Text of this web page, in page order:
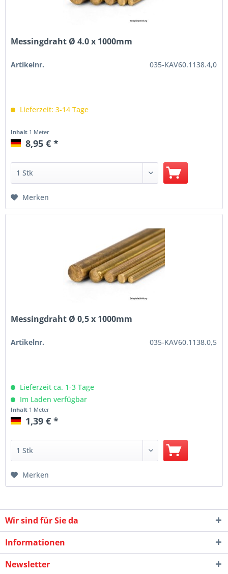
Messingdraht Ø 4.0 x 1000mm
Artikelnr. 035-KAV60.1138.4,0
Lieferzeit: 3-14 Tage
Inhalt 1 Meter
8,95 € *
Merken
Messingdraht Ø 0,5 x 1000mm
Artikelnr. 035-KAV60.1138.0,5
Lieferzeit ca. 1-3 Tage
Im Laden verfügbar
Inhalt 1 Meter
1,39 € *
Merken
Wir sind für Sie da
Informationen
Newsletter